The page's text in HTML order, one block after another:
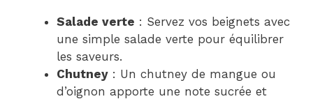
Salade verte : Servez vos beignets avec
une simple salade verte pour équilibrer
les saveurs.
Chutney : Un chutney de mangue ou
d’oignon apporte une note sucrée et